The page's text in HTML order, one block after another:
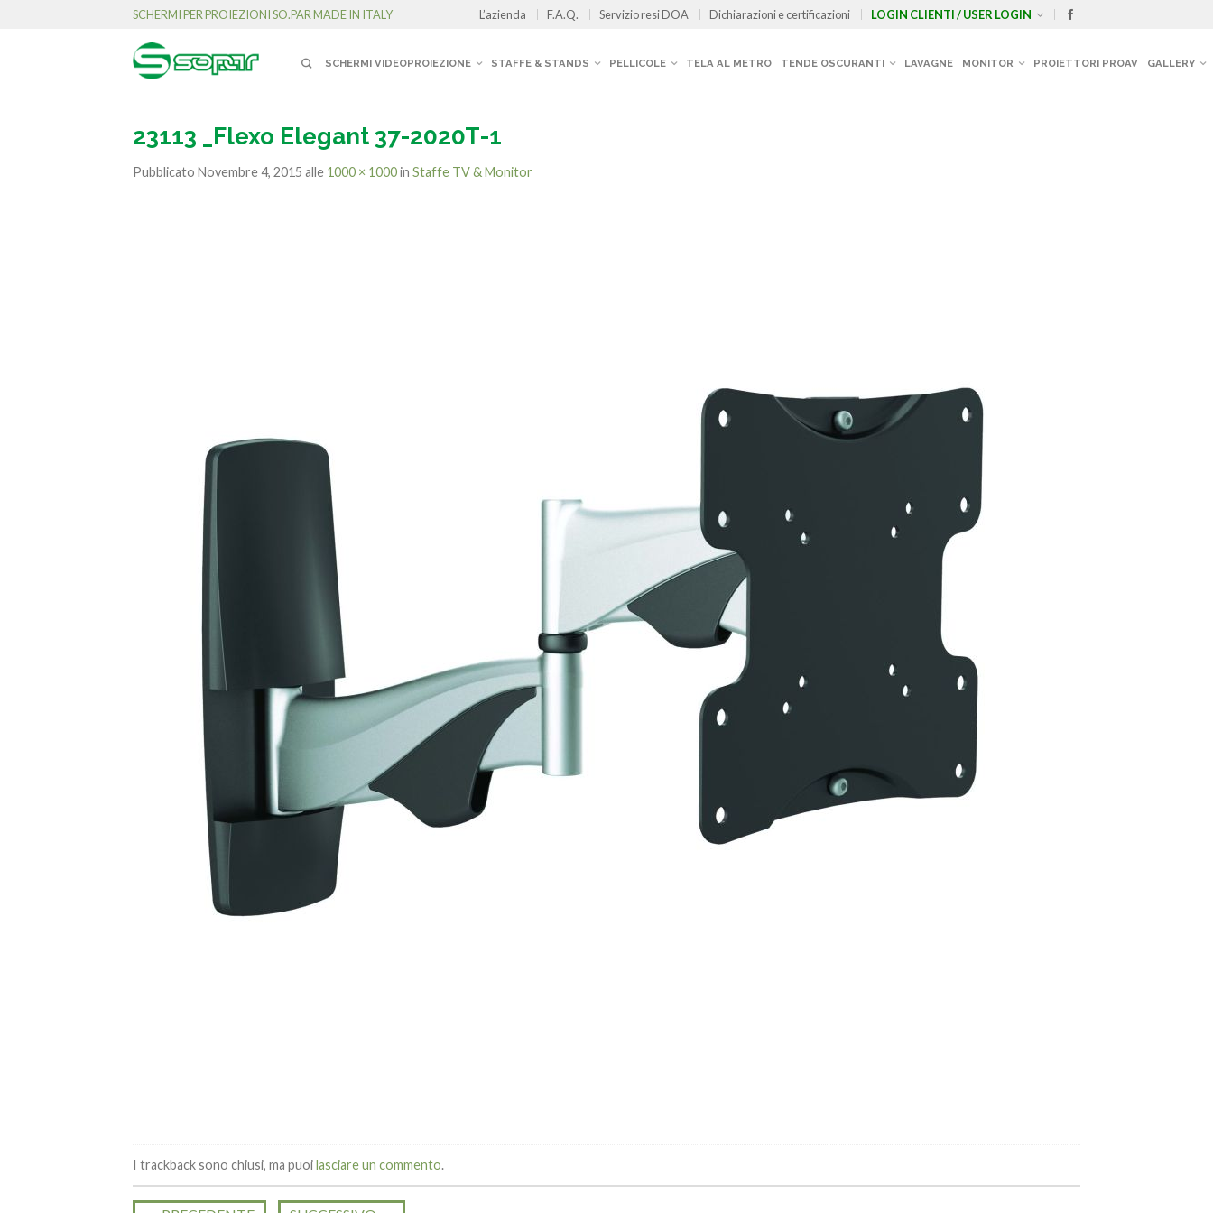
SCHERMI PER PROIEZIONI SO.PAR MADE IN ITALY L’azienda F.A.Q. Servizio resi DOA Dichiarazioni e certificazioni LOGIN CLIENTI / USER LOGIN
SCHERMI VIDEOPROIEZIONE STAFFE & STANDS PELLICOLE TELA AL METRO TENDE OSCURANTI LAVAGNE MONITOR PROIETTORI PROAV GALLERY
23113 _Flexo Elegant 37-2020T-1
Pubblicato Novembre 4, 2015 alle 1000 × 1000in Staffe TV & Monitor
I trackback sono chiusi, ma puoilasciare un commento.